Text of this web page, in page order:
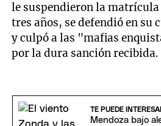
le suspendieron la
tres años, se defendió en su
y culpó a las "mafias
por la dura sanción recibida.
TE PUEDE
Mendoza bajo